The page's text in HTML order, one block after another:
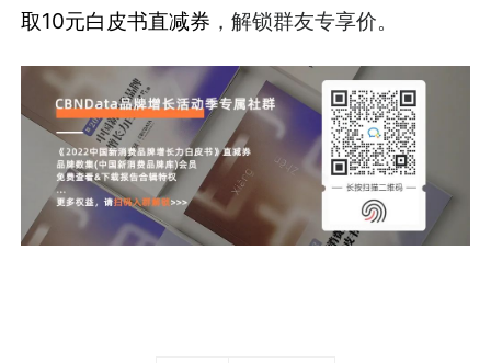
取10元白皮书直减券 ，解锁群友专享价。